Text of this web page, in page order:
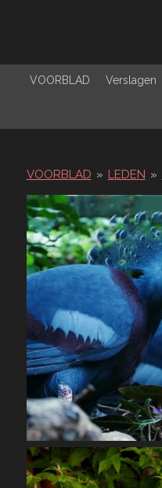
de
hoofdinhoud
VOORBLAD Verslagen
VOORBLAD » LEDEN »